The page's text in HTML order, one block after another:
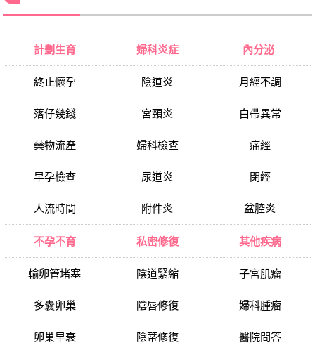
計劃生育
終止懷孕
落仔幾錢
藥物流產
早孕檢查
人流時間
婦科炎症
陰道炎
宮頸炎
婦科檢查
尿道炎
附件炎
內分泌
月經不調
白帶異常
痛經
閉經
盆腔炎
不孕不育
輸卵管堵塞
多囊卵巢
卵巢早衰
私密修復
陰道緊縮
陰唇修復
陰蒂修復
其他疾病
子宮肌瘤
婦科腫瘤
醫院問答